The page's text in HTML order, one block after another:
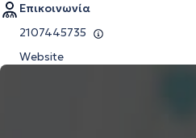
Επικοινωνία
2107445735
Website